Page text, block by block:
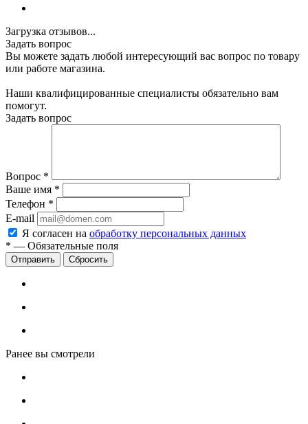
Загрузка отзывов...
Задать вопрос
Вы можете задать любой интересующий вас вопрос по товару
или работе магазина.
Наши квалифицированные специалисты обязательно вам
помогут.
Задать вопрос
Вопрос *
Ваше имя *
Телефон *
E-mail
Я согласен на обработку персональных данных
* — Обязательные поля
Сбросить
Ранее вы смотрели